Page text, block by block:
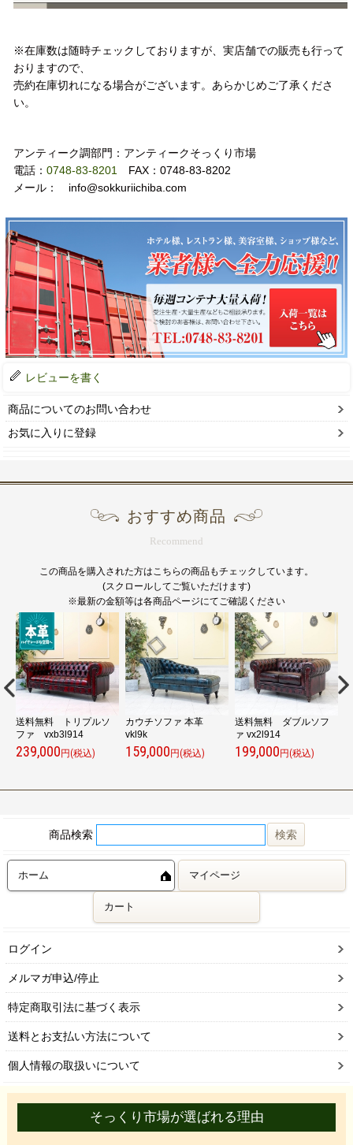
※在庫数は随時チェックしておりますが、実店舗での販売も行って
おりますので、
売約在庫切れになる場合がございます。あらかじめご了承くださ
い。
アンティーク調部門：アンティークそっくり市場
電話： 0748-83-8201
FAX：0748-83-8202
メール： info@sokkuriichiba.com
レビューを書く
商品についてのお問い合わせ
お気に入りに登録
おすすめ商品
Recommend
この商品を購入された方はこちらの商品もチェックしています。
(スクロールしてご覧いただけます)
※最新の金額等は各商品ページにてご確認ください
送料無料 トリプルソ
ファ vxb3l914
239,000 円(税込)
カウチソファ 本革
vkl9k
159,000 円(税込)
送料無料 ダブルソフ
ァ vx2l914
199,000 円(税込)
商品検索
ホーム マイページ
カート
ログイン
メルマガ申込/停止
特定商取引法に基づく表示
送料とお支払い方法について
個人情報の取扱いについて
そっくり市場が選ばれる理由